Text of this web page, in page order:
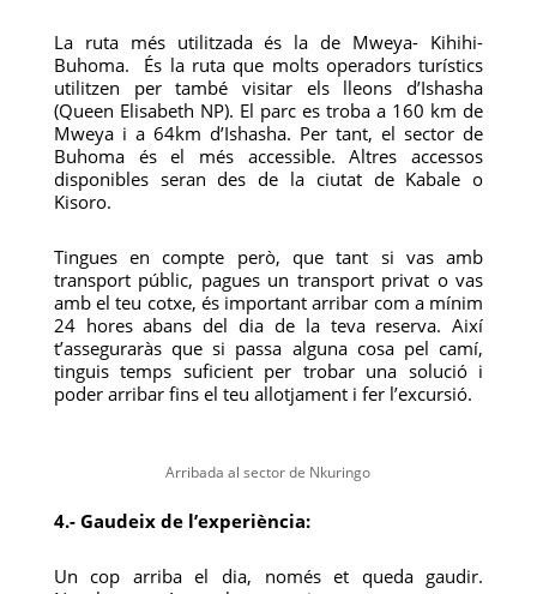
La ruta més utilitzada és la de Mweya- Kihihi-
Buhoma. És la ruta que molts operadors turístics
utilitzen per també visitar els lleons d’Ishasha
(Queen Elisabeth NP). El parc es troba a 160 km de
Mweya i a 64km d’Ishasha. Per tant, el sector de
Buhoma és el més accessible. Altres accessos
disponibles seran des de la ciutat de Kabale o
Kisoro.
Tingues en compte però, que tant si vas amb
transport públic, pagues un transport privat o vas
amb el teu cotxe, és important arribar com a mínim
24 hores abans del dia de la teva reserva. Així
t’asseguraràs que si passa alguna cosa pel camí,
tinguis temps suficient per trobar una solució i
poder arribar fins el teu allotjament i fer l’excursió.
Arribada al sector de Nkuringo
4.- Gaudeix de l’experiència:
Un cop arriba el dia, només et queda gaudir.